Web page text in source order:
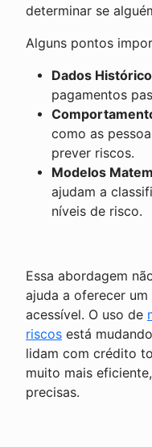
determinar se
Alguns pontos
Dados
pagamentos
como as
prever riscos.
Modelos
ajudam a
níveis de risco.
Essa abordagem
ajuda a oferecer
acessível. O uso de
riscos está
lidam com crédito
muito mais
precisas.